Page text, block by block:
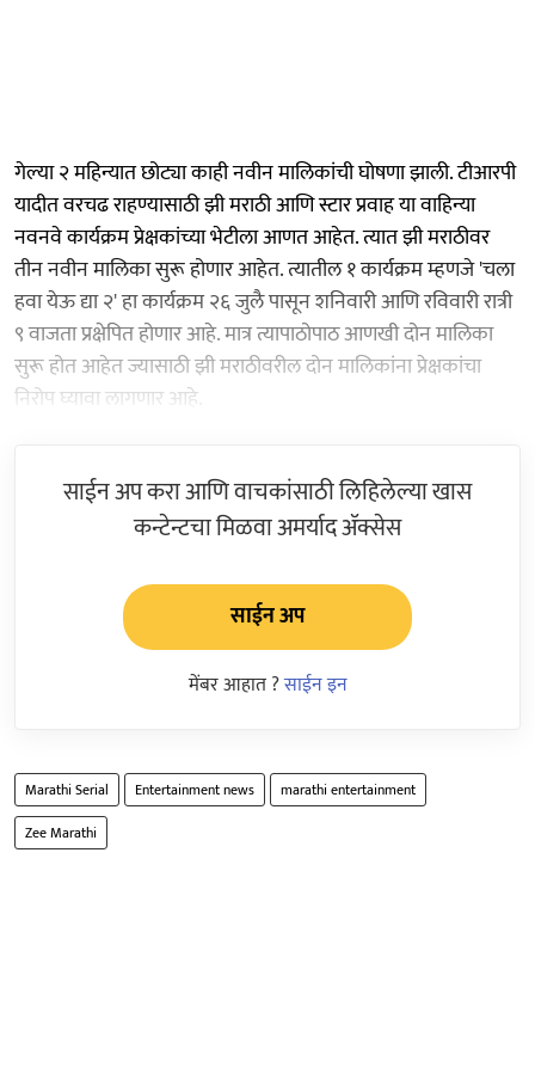
गेल्या २ महिन्यात छोट्या काही नवीन मालिकांची घोषणा झाली. टीआरपी
यादीत वरचढ राहण्यासाठी झी मराठी आणि स्टार प्रवाह या वाहिन्या
नवनवे कार्यक्रम प्रेक्षकांच्या भेटीला आणत आहेत. त्यात झी मराठीवर
तीन नवीन मालिका सुरू होणार आहेत. त्यातील १ कार्यक्रम म्हणजे 'चला
हवा येऊ द्या २' हा कार्यक्रम २६ जुलै पासून शनिवारी आणि रविवारी रात्री
९ वाजता प्रक्षेपित होणार आहे. मात्र त्यापाठोपाठ आणखी दोन मालिका
सुरू होत आहेत ज्यासाठी झी मराठीवरील दोन मालिकांना प्रेक्षकांचा
निरोप घ्यावा लागणार आहे.
साईन अप करा आणि वाचकांसाठी लिहिलेल्या खास
कन्टेन्टचा मिळवा अमर्याद ॲक्सेस
साईन अप
मेंबर आहात ?साईन इन
Marathi Serial Entertainment news
marathi entertainment
Zee Marathi